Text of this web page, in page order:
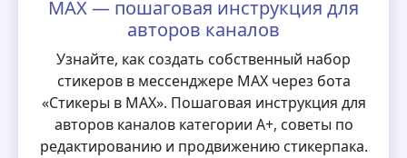
MAX — пошаговая инструкция для
авторов каналов
Узнайте, как создать собственный набор
стикеров в мессенджере MAX через бота
«Стикеры в MAX». Пошаговая инструкция для
авторов каналов категории А+, советы по
редактированию и продвижению стикерпака.